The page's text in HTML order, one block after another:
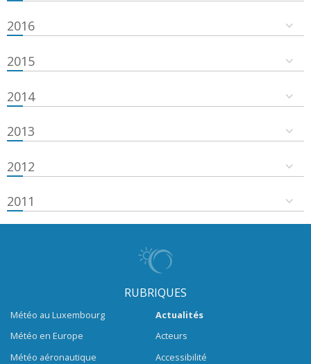
2016
2015
2014
2013
2012
2011
RUBRIQUES
Météo au Luxembourg
Météo en Europe
Météo aéronautique
Actualités
Acteurs
Accessibilité